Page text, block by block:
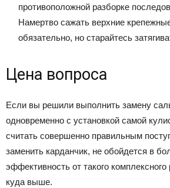
противоположной разборке
Намертво сажать верхние
обязательно, но старайтесь
Цена вопроса
Если вы решили выполнить замену
одновременно с установкой самой
считать совершенно правильным
заменить карданчик, не обойдется в
эффективность от такого
куда выше.